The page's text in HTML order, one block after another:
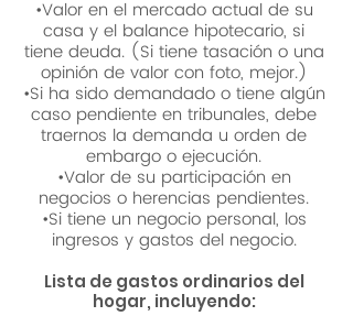
•Valor en el mercado actual de su
casa y el balance hipotecario, si
tiene deuda. (Si tiene tasación o una
opinión de valor con foto, mejor.)
•Si ha sido demandado o tiene algún
caso pendiente en tribunales, debe
traernos la demanda u orden de
embargo o ejecución.
•Valor de su participación en
negocios o herencias pendientes.
•Si tiene un negocio personal, los
ingresos y gastos del negocio.
Lista de gastos ordinarios del
hogar, incluyendo: